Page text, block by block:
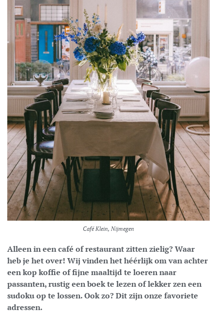
Café Klein, Nijmegen
Alleen in een café of restaurant zitten zielig? Waar
heb je het over! Wij vinden het héérlijk om van achter
een kop koffie of fijne maaltijd te loeren naar
passanten, rustig een boek te lezen of lekker zen een
sudoku op te lossen. Ook zo? Dit zijn onze favoriete
adressen.